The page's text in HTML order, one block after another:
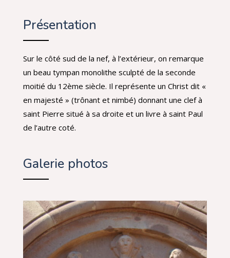
Présentation
Sur le côté sud de la nef, à l’extérieur, on remarque
un beau tympan monolithe sculpté de la seconde
moitié du 12ème siècle. Il représente un Christ dit «
en majesté » (trônant et nimbé) donnant une clef à
saint Pierre situé à sa droite et un livre à saint Paul
de l’autre coté.
Galerie photos